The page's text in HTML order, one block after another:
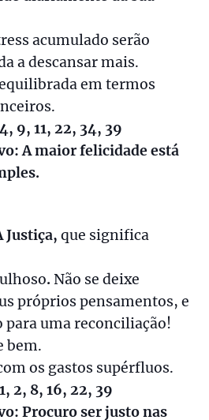
acumulado serão
a descansar mais.
em termos
9, 11, 22, 34, 39
A maior felicidade está
Justiça, que significa
. Não se deixe
próprios pensamentos, e
para uma reconciliação!
bem.
os gastos supérfluos.
2, 8, 16, 22, 39
Procuro ser justo nas